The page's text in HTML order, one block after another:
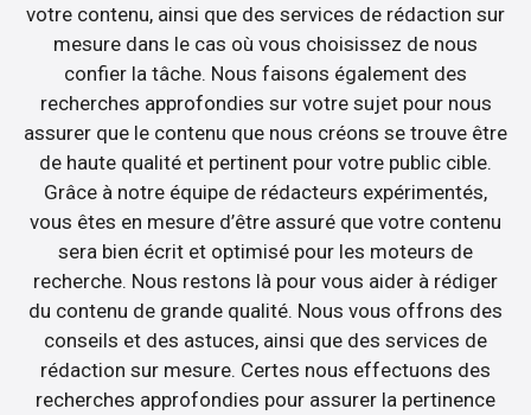
votre contenu, ainsi que des services de rédaction sur
mesure dans le cas où vous choisissez de nous
confier la tâche. Nous faisons également des
recherches approfondies sur votre sujet pour nous
assurer que le contenu que nous créons se trouve être
de haute qualité et pertinent pour votre public cible.
Grâce à notre équipe de rédacteurs expérimentés,
vous êtes en mesure d’être assuré que votre contenu
sera bien écrit et optimisé pour les moteurs de
recherche. Nous restons là pour vous aider à rédiger
du contenu de grande qualité. Nous vous offrons des
conseils et des astuces, ainsi que des services de
rédaction sur mesure. Certes nous effectuons des
recherches approfondies pour assurer la pertinence